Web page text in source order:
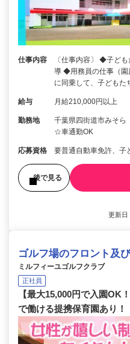
仕事内容
〔仕事内容〕 ◆子ど
導 ◆用務員の仕事（園
に同乗して、子どもた
給与 月給210,000円以上
勤務地
千葉県四街道市みそ
☆車通勤OK
応募資格 要普通自動車免許、子
後で見る
更新
ゴルフ場のフロント及
ミルフィーユゴルフクラブ
正社員
【最大15,000円で入園OK
で働ける提携保育園あり！